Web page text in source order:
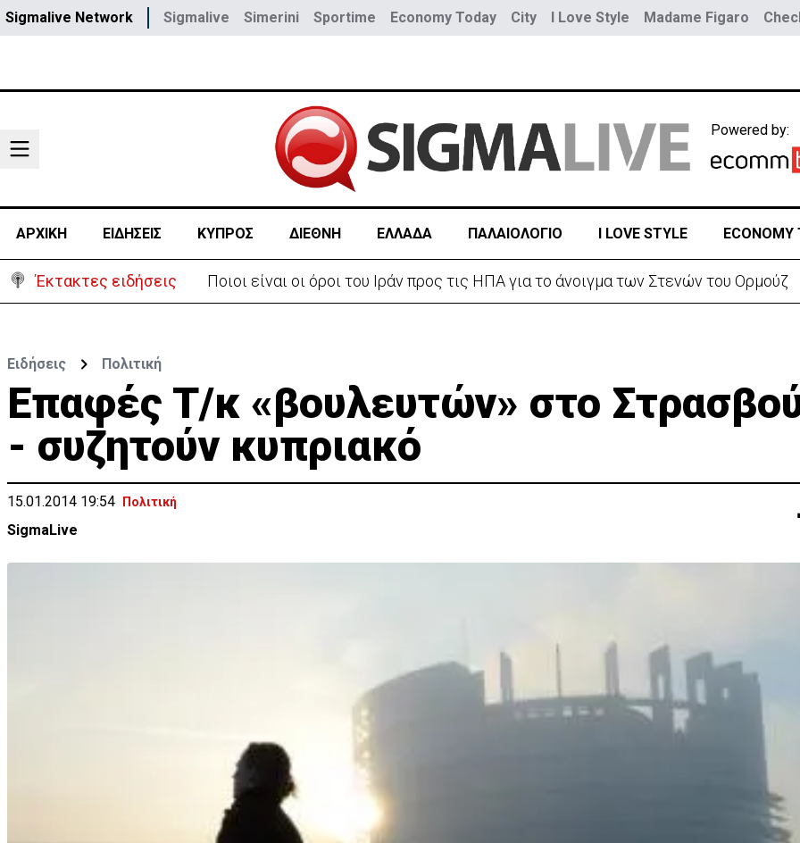
Sigmalive Network Sigmalive Simerini Sportime Economy Today City I Love Style Madame Figaro
Powered by:
ΑΡΧΙΚΗ ΕΙΔΗΣΕΙΣ ΚΥΠΡΟΣ ΔΙΕΘΝΗ ΕΛΛΑΔΑ ΠΑΛΑΙΟΛΟΓΙΟ I LOVE STYLE ECONOMY
Έκτακτες ειδήσεις Ποιοι είναι οι όροι του Ιράν προς τις ΗΠΑ για το άνοιγμα των Στενών του Ορμούζ
Ειδήσεις Πολιτική
Επαφές Τ/κ «βουλευτών» στο
- συζητούν κυπριακό
15.01.2014 19:54 Πολιτική
SigmaLive